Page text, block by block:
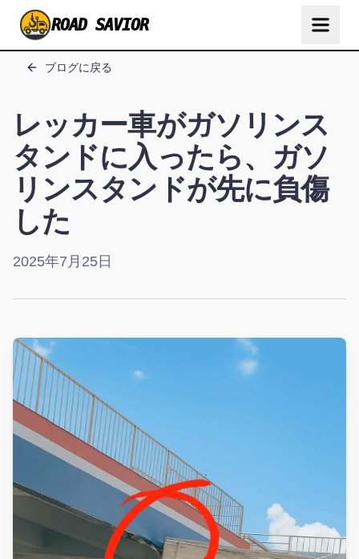
ROAD SAVIOR
ブログに戻る
レッカー車がガソリンス
タンドに入ったら、ガソ
リンスタンドが先に負傷
した
2025年7月25日